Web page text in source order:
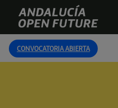
content
Andalucía
Open
Future
CONVOCATORIA ABIERTA